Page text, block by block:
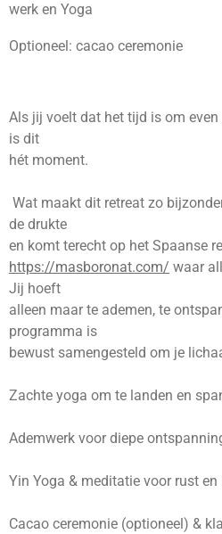
werk en Yoga
Optioneel: cacao ceremonie
Als jij voelt dat het tijd is om
is dit
hét moment.
Wat maakt dit retreat zo
de drukte
en komt terecht op het Spaanse
https://masboronat.com/ waar
Jij hoeft
alleen maar te ademen, te
programma is
bewust samengesteld om je
Zachte yoga om te landen en
Ademwerk voor diepe
Yin Yoga & meditatie voor rust en
Cacao ceremonie (optioneel) &